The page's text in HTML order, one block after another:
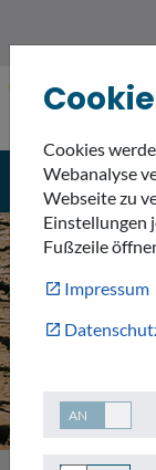
Menü
Cookies
Webanalyse
Webseite zu
Einstellungen
Fußzeile
Impressum